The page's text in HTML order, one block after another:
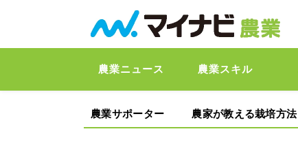
農業ニュース 農業スキル
農業サポーター 農家が教える栽培方法